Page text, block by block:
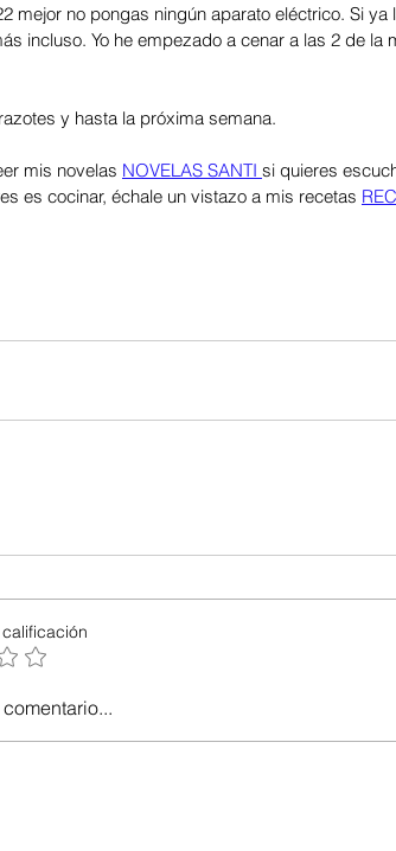
mejor no pongas ningún aparato eléctrico. Si
incluso. Yo he empezado a cenar a las 2 de la
y hasta la próxima semana.
mis novelas NOVELAS SANTI si quieres
es cocinar, échale un vistazo a mis recetas